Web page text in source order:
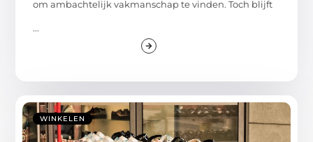
om ambachtelijk vakmanschap te vinden. Toch blijft
...
WINKELEN